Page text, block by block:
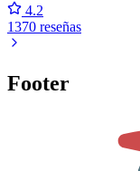
4.2
1370 reseñas
Footer